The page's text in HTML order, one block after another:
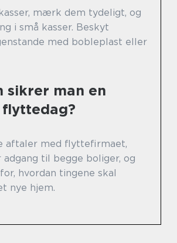
mærk dem tydeligt, og
i små kasser. Beskyt
med bobleplast eller
sikrer man en
aftaler med flyttefirmaet,
til begge boliger, og
hvordan tingene skal
nye hjem.